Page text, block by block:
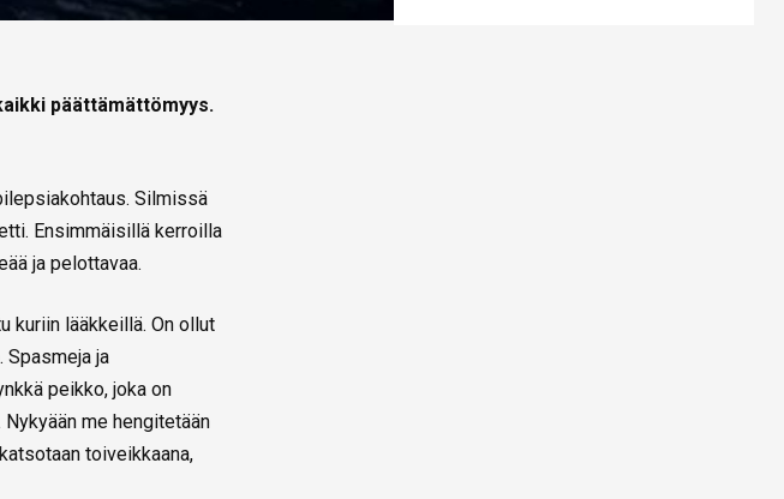
päättämättömyys.
Silmissä
Ensimmäisillä kerroilla
ja pelottavaa.
kuriin lääkkeillä. On ollut
ja
peikko, joka on
me hengitetään
toiveikkaana,